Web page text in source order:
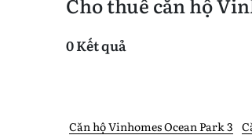
0 Kết quả
Căn hộ Vinhomes Ocean Park 3